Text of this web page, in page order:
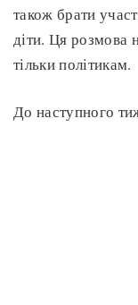
також брати
діти. Ця розмова
тільки політикам.
До наступного